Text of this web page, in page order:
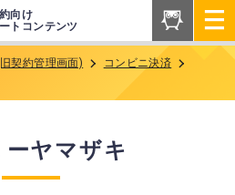
向け
トコンテンツ
契約管理画面)
コンビニ決済
ヤマザキ